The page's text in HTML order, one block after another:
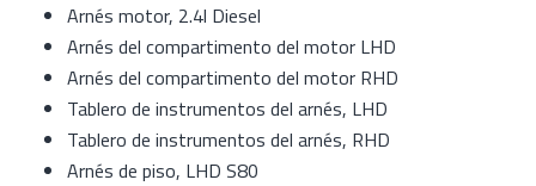
Arnés motor, 2.4l Diesel
Arnés del compartimento del motor LHD
Arnés del compartimento del motor RHD
Tablero de instrumentos del arnés, LHD
Tablero de instrumentos del arnés, RHD
Arnés de piso, LHD S80